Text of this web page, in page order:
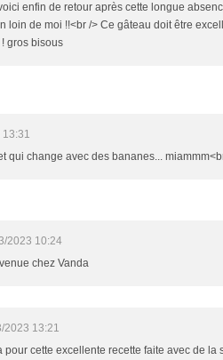
enfin de retour après cette longue
loin de moi !!<br /> Ce gâteau doit être
gros bisous
qui change avec des bananes...
2023 10:24
chez Vanda
2023 13:21
pour cette excellente recette faite avec de